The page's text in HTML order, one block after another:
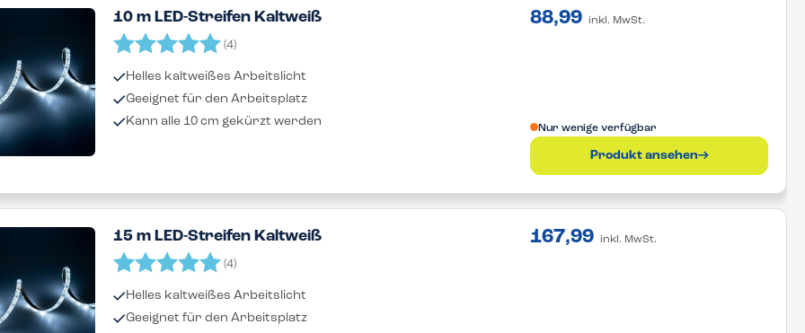
10 m LED-Streifen Kaltweiß
Bewertung: (4)
Helles kaltweißes Arbeitslicht
Geeignet für den Arbeitsplatz
Kann alle 10 cm gekürzt werden
88,99 inkl. MwSt.
Nur wenige verfügbar
Produkt ansehen
15 m LED-Streifen Kaltweiß
Bewertung: (4)
Helles kaltweißes Arbeitslicht
Geeignet für den Arbeitsplatz
167,99 inkl. MwSt.